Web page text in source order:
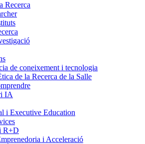
Recerca
de coneixement i tecnologia
de la Recerca de la Salle
IA
i Executive Education
R+D
i Acceleració